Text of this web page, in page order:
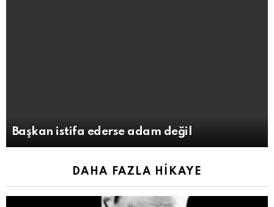
Başkan istifa ederse adam değil
DAHA FAZLA HIKAYE